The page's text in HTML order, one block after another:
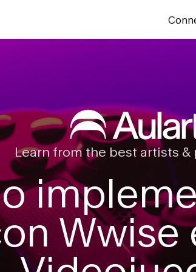
Learn from the best artists &
Wwise